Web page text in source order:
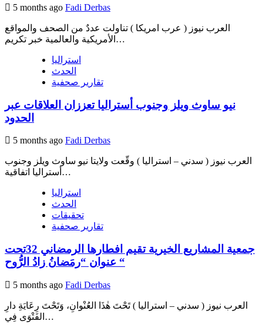
5 months ago Fadi Derbas
العرب نيوز ( عرب امريكا ) تناولت عددٌ من الصحف والمواقع
الأمريكية والعالمية خبر تكريم…
استراليا
الحدث
تقارير صحفية
نيو ساوث ويلز وجنوب أستراليا تعززان العلاقات عبر
الحدود
5 months ago Fadi Derbas
العرب نيوز ( سدني – استراليا ) وقّعت ولايتا نيو ساوث ويلز وجنوب
أستراليا اتفاقية…
استراليا
الحدث
تحقيقات
تقارير صحفية
جمعية المشاريع الخيرية تقيم افطارها الرمضاني 32تحت
عنوان “رمَضانُ زادُ الرُّوح “
5 months ago Fadi Derbas
العرب نيوز ( سدني – استراليا ) تَحْتَ هٰذَا العُنْوانِ، وَتَحْتَ رِعَايَةِ دارِ
الفَتْوَى فِي…